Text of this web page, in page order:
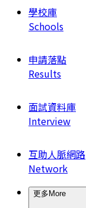
學校庫
Schools
申請落點
Results
面試資料庫
Interview
互助人脈網路
Network
更多 More